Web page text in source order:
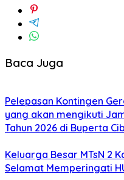
Baca Juga
Pelepasan Kontingen
yang akan mengikuti
Tahun 2026 di Buperta
Keluarga Besar MTsN 2
Selamat Memperingati